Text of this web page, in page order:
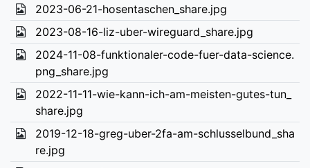
2023-06-21-hosentaschen_share.jpg
2023-08-16-liz-uber-wireguard_share.jpg
2024-11-08-funktionaler-code-fuer-data-science.
png_share.jpg
2022-11-11-wie-kann-ich-am-meisten-gutes-tun_
share.jpg
2019-12-18-greg-uber-2fa-am-schlusselbund_sha
re.jpg